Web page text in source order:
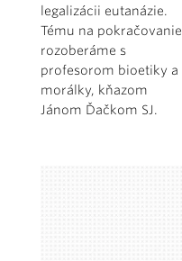
legalizácii eutanázie.
Tému na pokračovanie
rozoberáme s
profesorom bioetiky a
morálky, kňazom
Jánom Ďačkom SJ.